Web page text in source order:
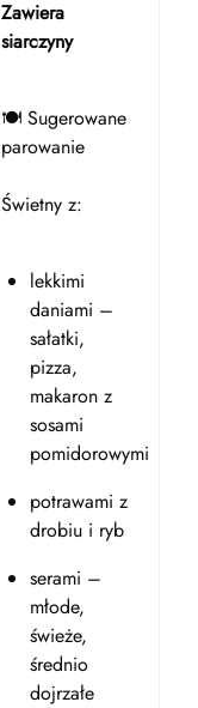
Zawiera
siarczyny
🍽️ Sugerowane
parowanie
Świetny z:
lekkimi
daniami –
sałatki,
pizza,
makaron z
sosami
pomidorowymi
potrawami z
drobiu i ryb
serami –
młode,
świeże,
średnio
dojrzałe